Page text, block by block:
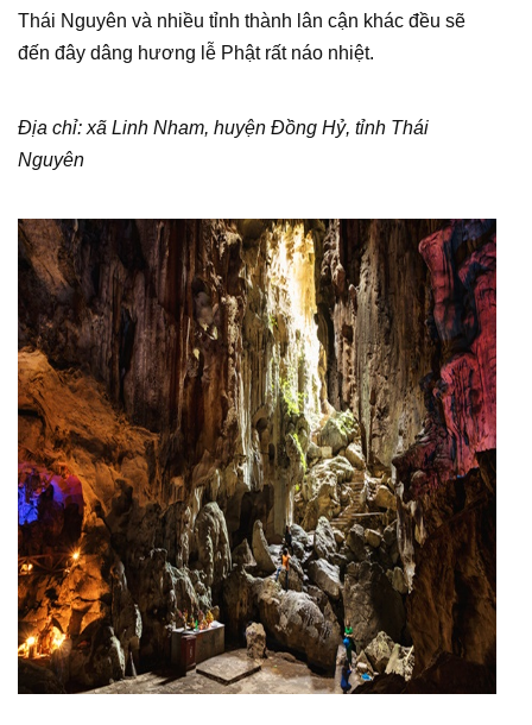
Thái Nguyên và nhiều tỉnh thành lân cận khác đều sẽ
đến đây dâng hương lễ Phật rất náo nhiệt.
Địa chỉ: xã Linh Nham, huyện Đồng Hỷ, tỉnh Thái
Nguyên